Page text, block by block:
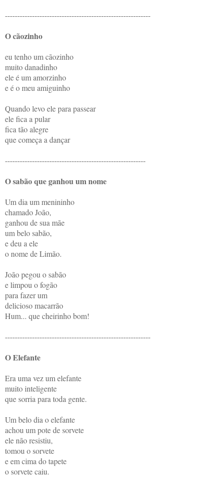
-----------------------------------------------------------
O cãozinho
eu tenho um cãozinho
muito danadinho
ele é um amorzinho
e é o meu amiguinho
Quando levo ele para passear
ele fica a pular
fica tão alegre
que começa a dançar
---------------------------------------------------------
O sabão que ganhou um nome
Um dia um menininho
chamado João,
ganhou de sua mãe
um belo sabão,
e deu a ele
o nome de Limão.
João pegou o sabão
e limpou o fogão
para fazer um
delicioso macarrão
Hum... que cheirinho bom!
-----------------------------------------------------------
O Elefante
Era uma vez um elefante
muito inteligente
que sorria para toda gente.
Um belo dia o elefante
achou um pote de sorvete
ele não resistiu,
tomou o sorvete
e em cima do tapete
o sorvete caiu.